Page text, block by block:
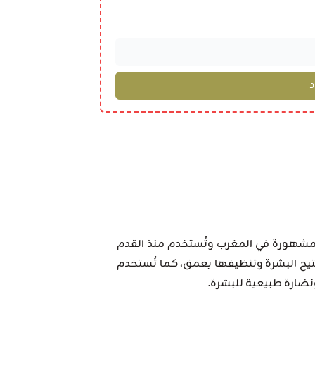
في المغرب وتُستخدم منذ القدم
البشرة وتنظيفها بعمق، كما تُستخدم
طبيعية للبشرة.